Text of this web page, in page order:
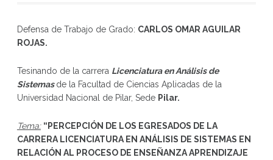
Defensa de Trabajo de Grado: CARLOS OMAR AGUILAR
ROJAS.
Tesinando de la carrera Licenciatura en Análisis de
Sistemas de la Facultad de Ciencias Aplicadas de la
Universidad Nacional de Pilar, Sede Pilar.
Tema: “ PERCEPCIÓN DE LOS EGRESADOS DE LA
CARRERA LICENCIATURA EN ANÁLISIS DE SISTEMAS EN
RELACIÓN AL PROCESO DE ENSEÑANZA APRENDIZAJE